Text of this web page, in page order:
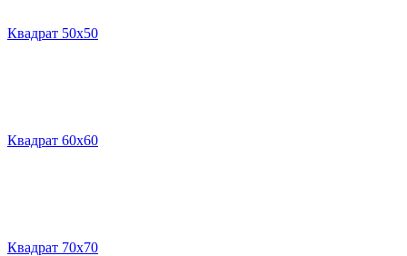
Квадрат 50х50
Квадрат 60х60
Квадрат 70х70